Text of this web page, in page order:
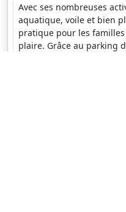
Avec ses nombreuses
aquatique, voile et bien
pratique pour les
plaire. Grâce au parking